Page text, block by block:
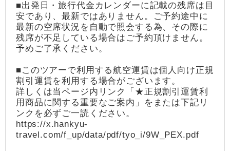
■出発日・旅行代金カレンダーに記載の残席は目
安であり、最新ではありません。ご予約途中に
最新の空席状況を自動で照会する為、その際に
残席が不足している場合はご予約頂けません。
予めご了承ください。
■このツアーで利用する航空運賃は個人向け正規
割引運賃を利用する場合がございます。
詳しくは当ページ内リンク「★正規割引運賃利
用商品に関する重要なご案内」をまたは下記リ
ンクを必ずご一読ください。
https://x.hankyu-
travel.com/f_up/data/pdf/tyo_i/9W_PEX.pdf